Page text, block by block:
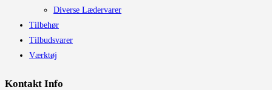
Diverse Lædervarer
Tilbehør
Tilbudsvarer
Værktøj
Kontakt Info